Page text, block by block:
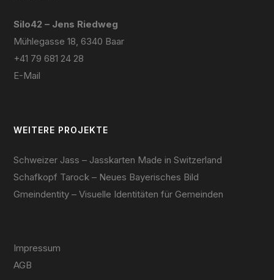
Silo42 – Jens Riedweg
Mühlegasse 18, 6340 Baar
+41 79 681 24 28
E-Mail
WEITERE PROJEKTE
Schweizer Jass – Jasskarten Made in Switzerland
Schafkopf Tarock – Neues Bayerisches Bild
Gmeindentity – Visuelle Identitäten für Gemeinden
Impressum
AGB